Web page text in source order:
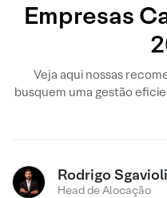
Empresas
Veja aqui nossas
busquem uma gestão
Rodrigo
Head de Alocação